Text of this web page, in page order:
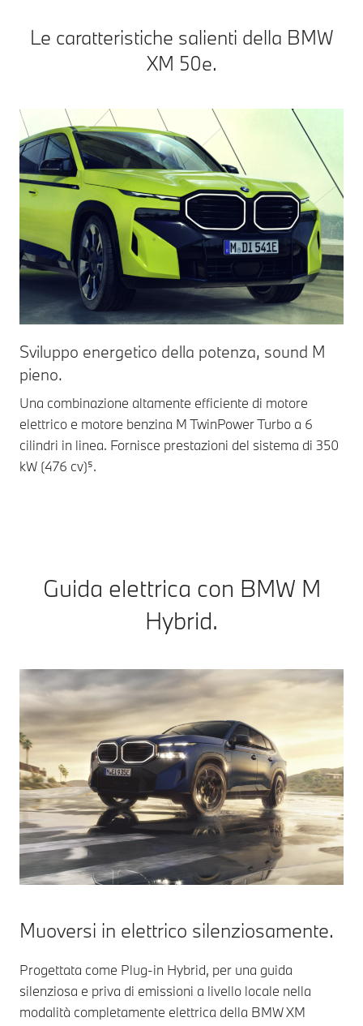
Le caratteristiche salienti della BMW
XM 50e.
Sviluppo energetico della potenza, sound M
pieno.
Una combinazione altamente efficiente di motore
elettrico e motore benzina M TwinPower Turbo a 6
cilindri in linea. Fornisce prestazioni del sistema di 350
kW (476 cv)⁵.
Guida elettrica con BMW M
Hybrid.
Muoversi in elettrico silenziosamente.
Progettata come Plug-in Hybrid, per una guida
silenziosa e priva di emissioni a livello locale nella
modalità completamente elettrica della BMW XM